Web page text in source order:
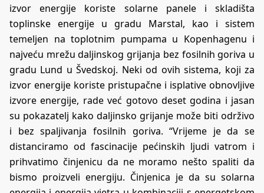
izvor energije koriste solarne panele i skladišta
toplinske energije u gradu Marstal, kao i sistem
temeljen na toplotnim pumpama u Kopenhagenu i
najveću mrežu daljinskog grijanja bez fosilnih goriva u
gradu Lund u Švedskoj. Neki od ovih sistema, koji za
izvor energije koriste pristupačne i isplative obnovljive
izvore energije, rade već gotovo deset godina i jasan
su pokazatelj kako daljinsko grijanje može biti održivo
i bez spaljivanja fosilnih goriva. “Vrijeme je da se
distanciramo od fascinacije pećinskih ljudi vatrom i
prihvatimo činjenicu da ne moramo nešto spaliti da
bismo proizveli energiju. Činjenica je da su solarna